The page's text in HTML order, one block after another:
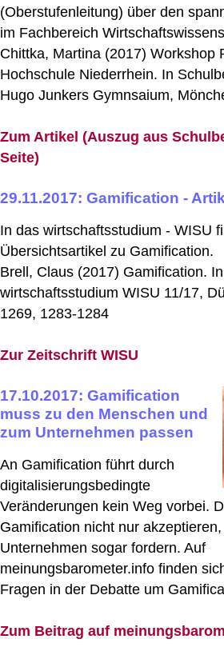
(Oberstufenleitung) über den
im Fachbereich
Chittka, Martina (2017) Workshop
Hochschule Niederrhein. In
Hugo Junkers Gymnsaium,
Zum Artikel (Auszug aus
Seite)
29.11.2017: Gamification -
In das wirtschaftsstudium - WISU
Übersichtsartikel zu Gamification.
Brell, Claus (2017) Gamification.
wirtschaftsstudium WISU 11/17,
1269, 1283-1284
Zur Zeitschrift WISU
17.10.2017: Gamification
muss zu den Menschen und
zum Unternehmen passen
An Gamification führt durch
digitalisierungsbedingte
Veränderungen kein Weg vorbei.
Gamification nicht nur
Unternehmen sogar fordern. Auf
meinungsbarometer.info finden
Fragen in der Debatte um
Zum Beitrag auf